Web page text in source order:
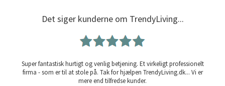
Det siger kunderne om TrendyLiving...
Super fantastisk hurtigt og venlig betjening. Et virkeligt professionelt
firma - som er til at stole på. Tak for hjælpen TrendyLiving.dk... Vi er
mere end tilfredse kunder.